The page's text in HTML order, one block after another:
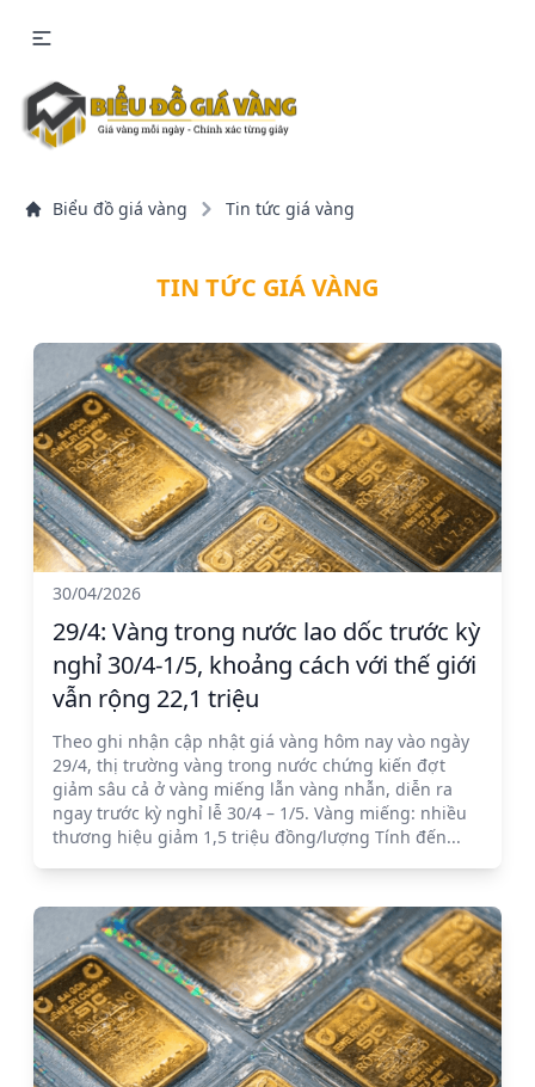
Biểu đồ giá vàng Tin tức giá vàng
TIN TỨC GIÁ VÀNG
30/04/2026
29/4: Vàng trong nước lao dốc trước kỳ
nghỉ 30/4-1/5, khoảng cách với thế giới
vẫn rộng 22,1 triệu
Theo ghi nhận cập nhật giá vàng hôm nay vào ngày
29/4, thị trường vàng trong nước chứng kiến đợt
giảm sâu cả ở vàng miếng lẫn vàng nhẫn, diễn ra
ngay trước kỳ nghỉ lễ 30/4 – 1/5. Vàng miếng: nhiều
thương hiệu giảm 1,5 triệu đồng/lượng Tính đến...